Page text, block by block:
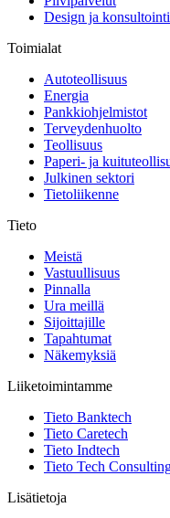
Design ja konsultointi
Toimialat
Autoteollisuus
Energia
Pankkiohjelmistot
Terveydenhuolto
Teollisuus
Paperi- ja
Julkinen sektori
Tietoliikenne
Tieto
Meistä
Vastuullisuus
Pinnalla
Ura meillä
Sijoittajille
Tapahtumat
Näkemyksiä
Liiketoimintamme
Tieto Banktech
Tieto Caretech
Tieto Indtech
Tieto Tech
Lisätietoja